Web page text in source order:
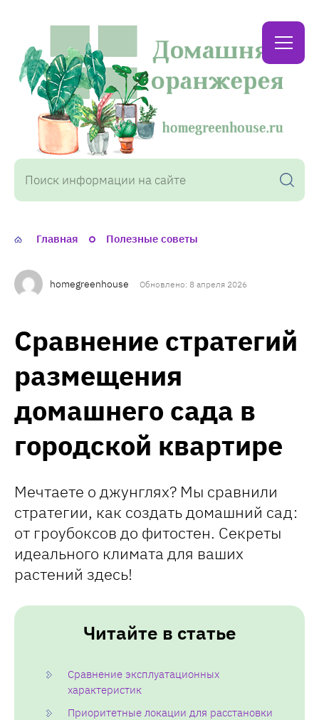
Домашняя
оранжерея
Главная Полезные советы
homegreenhouse Обновлено: 8 апреля 2026
Сравнение стратегий
размещения
домашнего сада в
городской квартире
Мечтаете о джунглях? Мы сравнили
стратегии, как создать домашний сад:
от гроубоксов до фитостен. Секреты
идеального климата для ваших
растений здесь!
Читайте в статье
Сравнение эксплуатационных
характеристик
Приоритетные локации для расстановки